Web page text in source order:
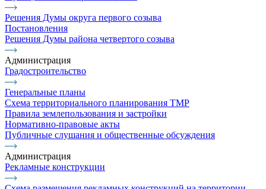
Решения Думы округа первого созыва
Постановления
Решения Думы района четвертого созыва
Администрация
Градостроительство
Генеральные планы
Схема территориального планирования ТМР
Правила землепользования и застройки
Нормативно-правовые акты
Публичные слушания и общественные обсуждения
Администрация
Рекламные конструкции